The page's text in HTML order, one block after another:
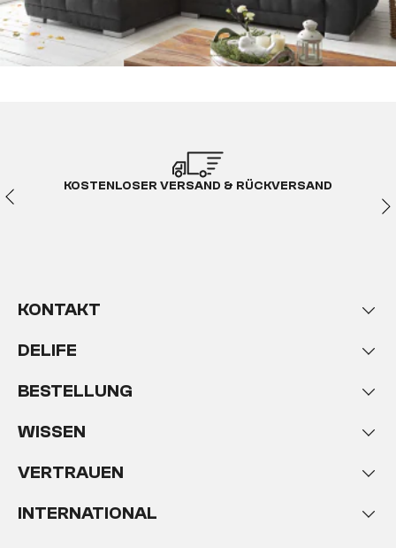
KOSTENLOSER VERSAND & RÜCKVERSAND
KONTAKT
DELIFE
BESTELLUNG
WISSEN
VERTRAUEN
INTERNATIONAL